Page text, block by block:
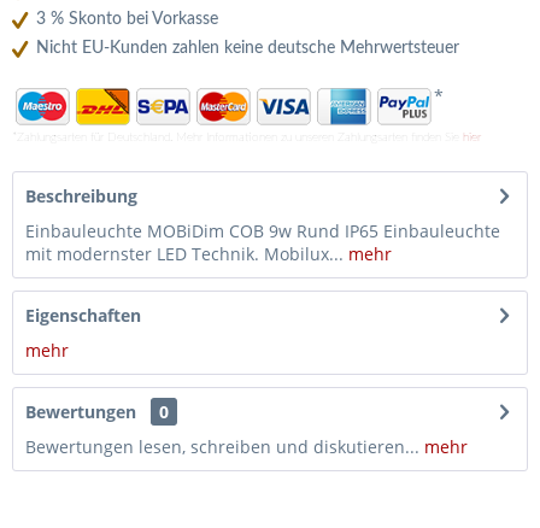
3 % Skonto bei Vorkasse
Nicht EU-Kunden zahlen keine deutsche Mehrwertsteuer
*
*Zahlungsarten für Deutschland. Mehr Informationen zu unseren Zahlungsarten finden Sie hier
Beschreibung
Einbauleuchte MOBiDim COB 9w Rund IP65 Einbauleuchte
mit modernster LED Technik. Mobilux... mehr
Eigenschaften
mehr
Bewertungen
0
Bewertungen lesen, schreiben und diskutieren... mehr